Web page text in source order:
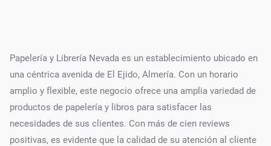
Papelería y Librería Nevada es un establecimiento ubicado en
una céntrica avenida de El Ejido, Almería. Con un horario
amplio y flexible, este negocio ofrece una amplia variedad de
productos de papelería y libros para satisfacer las
necesidades de sus clientes. Con más de cien reviews
positivas, es evidente que la calidad de su atención al cliente